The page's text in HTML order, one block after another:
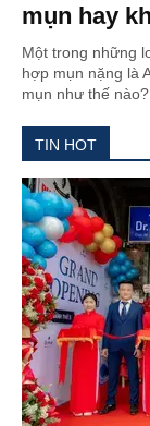
mụn hay
Một trong những
hợp mụn nặng là
mụn như thế nào?
TIN HOT